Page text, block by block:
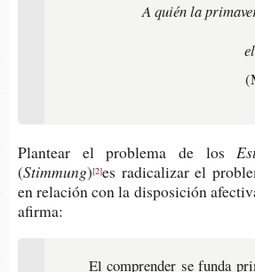
A quién la
Plan­tear el pro­ble­ma de los
(Stimmung)[2]es radi­ca­li­zar el
en rela­ción con la dis­po­si­ción
afirma:
El com­pren­der se funda